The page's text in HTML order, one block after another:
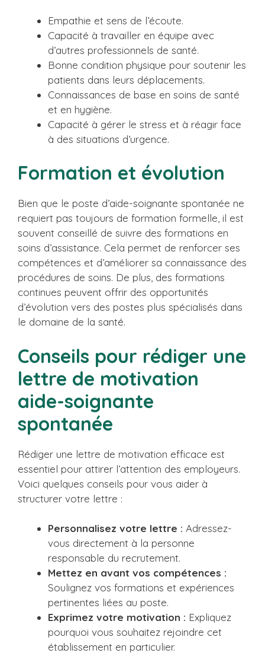
Empathie et sens de l’écoute.
Capacité à travailler en équipe avec
d’autres professionnels de santé.
Bonne condition physique pour soutenir les
patients dans leurs déplacements.
Connaissances de base en soins de santé
et en hygiène.
Capacité à gérer le stress et à réagir face
à des situations d’urgence.
Formation et évolution
Bien que le poste d’aide-soignante spontanée ne
requiert pas toujours de formation formelle, il est
souvent conseillé de suivre des formations en
soins d’assistance. Cela permet de renforcer ses
compétences et d’améliorer sa connaissance des
procédures de soins. De plus, des formations
continues peuvent offrir des opportunités
d’évolution vers des postes plus spécialisés dans
le domaine de la santé.
Conseils pour rédiger une
lettre de motivation
aide-soignante
spontanée
Rédiger une lettre de motivation efficace est
essentiel pour attirer l’attention des employeurs.
Voici quelques conseils pour vous aider à
structurer votre lettre :
Personnalisez votre lettre : Adressez-
vous directement à la personne
responsable du recrutement.
Mettez en avant vos compétences :
Soulignez vos formations et expériences
pertinentes liées au poste.
Exprimez votre motivation : Expliquez
pourquoi vous souhaitez rejoindre cet
établissement en particulier.